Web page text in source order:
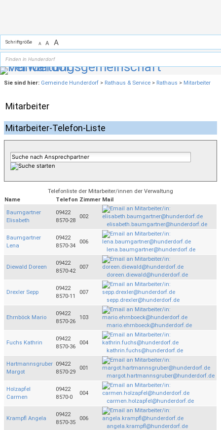
Schriftgröße A A A
Sie sind hier: Gemeinde Hunderdorf > Rathaus & Service > Rathaus > Mitarbeiter
Mitarbeiter
Mitarbeiter-Telefon-Liste
Telefonliste der Mitarbeiter/innen der Verwaltung
Name
Telefon Zimmer Mail
Baumgartner
Elisabeth
09422
8570-28
002
elisabeth.baumgartner@hunderdorf.de
Baumgartner
Lena
09422
8570-34
006
lena.baumgartner@hunderdorf.de
Diewald Doreen
09422
8570-42
007
doreen.diewald@hunderdorf.de
Drexler Sepp
09422
8570-11
007
sepp.drexler@hunderdorf.de
Ehrnböck Mario
09422
8570-26
103
mario.ehrnboeck@hunderdorf.de
Fuchs Kathrin
09422
8570-36
004
kathrin.fuchs@hunderdorf.de
Hartmannsgruber
Margot
09422
8570-29
001
margot.hartmannsgruber@hunderdorf.de
Holzapfel
Carmen
09422
8570-0
004
carmen.holzapfel@hunderdorf.de
Krampfl Angela
09422
8570-35
006
angela.krampfl@hunderdorf.de